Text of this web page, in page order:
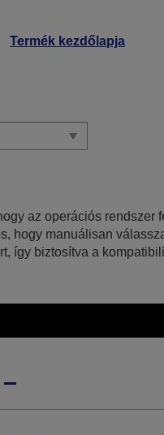
Termék kezdőlapja
az operációs rendszer
hogy manuálisan
így biztosítva a